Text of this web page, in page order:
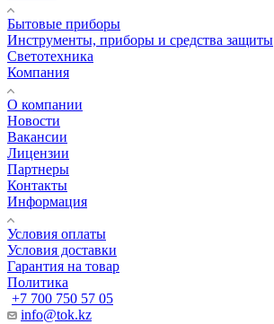
Бытовые приборы
Инструменты, приборы и средства защиты
Светотехника
Компания
О компании
Новости
Вакансии
Лицензии
Партнеры
Контакты
Информация
Условия оплаты
Условия доставки
Гарантия на товар
Политика
+7 700 750 57 05
info@tok.kz